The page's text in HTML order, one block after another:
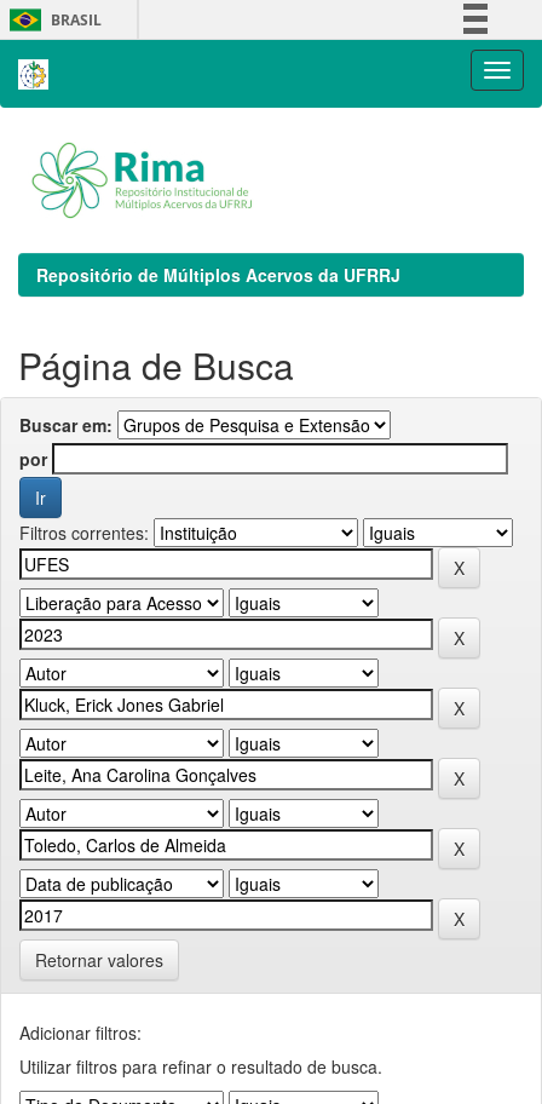
Skip
navigation
BRASIL
Repositório de Múltiplos Acervos da UFRRJ
Página de Busca
Buscar em:
por
Filtros correntes:
Retornar valores
Adicionar filtros:
Utilizar filtros para refinar o resultado de busca.